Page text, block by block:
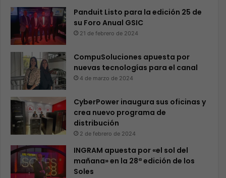
Panduit Listo para la edición 25 de
su Foro Anual GSIC
21 de febrero de 2024
CompuSoluciones apuesta por
nuevas tecnologías para el canal
4 de marzo de 2024
CyberPower inaugura sus oficinas y
crea nuevo programa de
distribución
2 de febrero de 2024
INGRAM apuesta por «el sol del
mañana» en la 28ª edición de los
Soles